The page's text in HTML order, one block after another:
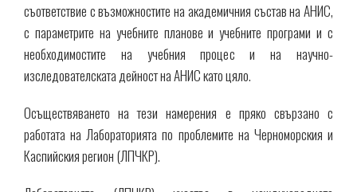
съответствие с възможностите на академичния състав на АНИС,
с параметрите на учебните планове и учебните програми и с
необходимостите на учебния процес и на научно-
изследователската дейност на АНИС като цяло.
Осъществяването на тези намерения е пряко свързано с
работата на Лабораторията по проблемите на Черноморския и
Каспийския регион (ЛПЧКР).